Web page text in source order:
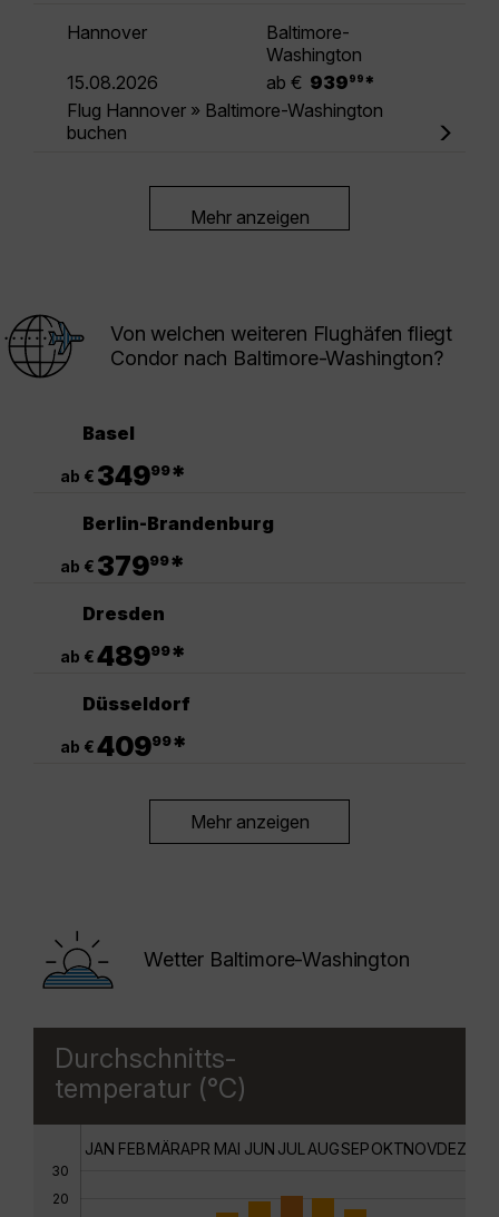
Hannover
Baltimore-
Washington
15.08.2026
ab € 939 99 *
Flug Hannover » Baltimore-Washington
buchen
Mehr anzeigen
Von welchen weiteren Flughäfen fliegt
Condor nach Baltimore-Washington?
Basel
ab € 34999*
Berlin-Brandenburg
ab € 37999*
Dresden
ab €48999*
Düsseldorf
ab €40999*
Mehr anzeigen
Wetter Baltimore-Washington
Durchschnitts-
temperatur (°C)
30
20
JAN FEBMÄRAPR MAI JUN JUL AUGSEPOKTNOVDEZ